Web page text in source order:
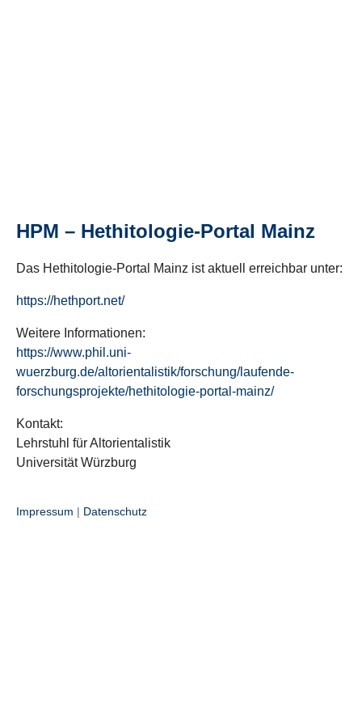
HPM – Hethitologie-Portal Mainz
Das Hethitologie-Portal Mainz ist aktuell erreichbar unter:
https://hethport.net/
Weitere Informationen:
https://www.phil.uni-
wuerzburg.de/altorientalistik/forschung/laufende-
forschungsprojekte/hethitologie-portal-mainz/
Kontakt:
Lehrstuhl für Altorientalistik
Universität Würzburg
Impressum | Datenschutz